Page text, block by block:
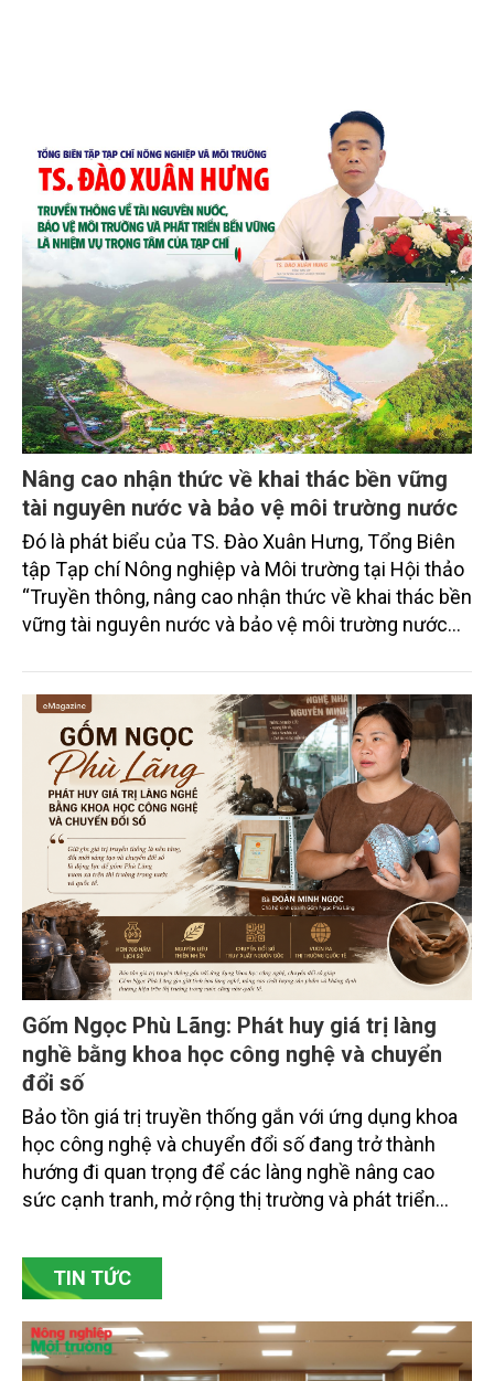
Nâng cao nhận thức về khai thác bền vững
tài nguyên nước và bảo vệ môi trường nước
Đó là phát biểu của TS. Đào Xuân Hưng, Tổng Biên
tập Tạp chí Nông nghiệp và Môi trường tại Hội thảo
“Truyền thông, nâng cao nhận thức về khai thác bền
vững tài nguyên nước và bảo vệ môi trường nước
trường phối hợp với Sở Nông nghiệp và Môi trường
tỉnh Lai Châu tổ chức ngày 10/7/2026. Hội thảo thu
hút sự tham gia của hơn 100 đại biểu là lãnh đạo
các đơn vị thuộc Bộ Nông nghiệp và Môi trường,
chuyên gia, nhà khoa học, Sở Nông nghiệp và Môi
trường tỉnh Lai Châu và đại diện các cơ quan đơn vị
doanh nghiệp ở các tỉnh miền núi phía Bắc.
Gốm Ngọc Phù Lãng: Phát huy giá trị làng
nghề bằng khoa học công nghệ và chuyển
đổi số
Bảo tồn giá trị truyền thống gắn với ứng dụng khoa
học công nghệ và chuyển đổi số đang trở thành
hướng đi quan trọng để các làng nghề nâng cao
sức cạnh tranh, mở rộng thị trường và phát triển
Bắc Ninh, nhiều nghệ nhân và cơ sở sản xuất đã
chủ động đổi mới tư duy, đầu tư công nghệ, xây
TIN TỨC